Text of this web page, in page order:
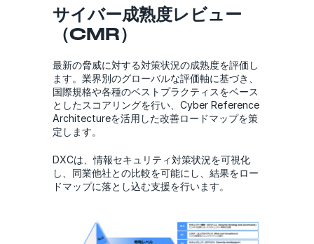
サイバー成熟度レビュー
（CMR）
最新の脅威に対する対策状況の成熟度を評価し
ます。業界別のグローバルな評価軸に基づき、
国際規格や各種のベストプラクティスをベース
としたスコアリングを行い、Cyber Reference
Architectureを活用した改善ロードマップを策
定します。
DXCは、情報セキュリティ対策状況を可視化
し、同業他社との比較を可能にし、結果をロー
ドマップに落とし込む支援を行います。